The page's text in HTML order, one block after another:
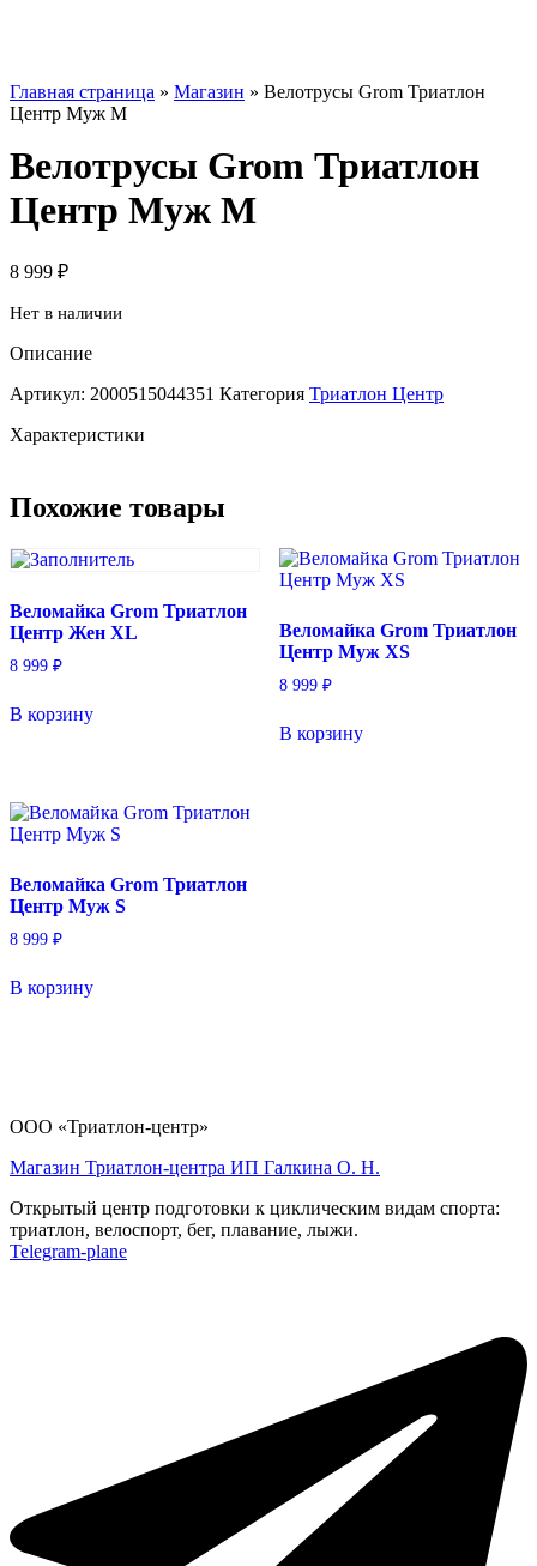
Главная страница » Магазин » Велотрусы Grom Триатлон
Центр Муж M
Велотрусы Grom Триатлон
Центр Муж M
8 999 ₽
Нет в наличии
Описание
Артикул: 2000515044351 Категория Триатлон Центр
Характеристики
Похожие товары
Веломайка Grom Триатлон
Центр Жен XL
8 999 ₽
В корзину
Веломайка Grom Триатлон
Центр Муж XS
8 999 ₽
В корзину
Веломайка Grom Триатлон
Центр Муж S
8 999 ₽
В корзину
ООО «Триатлон-центр»
Магазин Триатлон-центра ИП Галкина О. Н.
Открытый центр подготовки к циклическим видам спорта:
триатлон, велоспорт, бег, плавание, лыжи.
Telegram-plane